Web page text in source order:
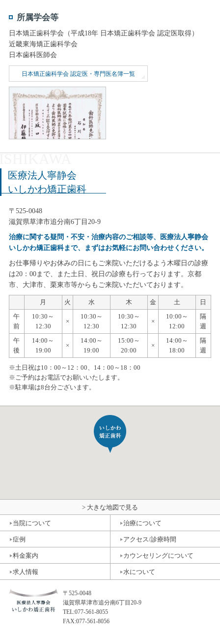
所属学会等
日本矯正歯科学会（平成18年 日本矯正歯科学会 認定医取得）
近畿東海矯正歯科学会
日本歯科医師会
日本矯正歯科学会 認定医・専門医名簿一覧
医療法人寧静会
いしかわ矯正歯科
〒525-0048
滋賀県草津市追分南6丁目20-9
治療に関する疑問・不安・治療内容のご相談等、医療法人寧静会
いしかわ矯正歯科まで、まずはお気軽にお問い合わせください。
お仕事帰りやお休みの日にもご来院いただけるよう木曜日の診療
は20：00まで、また土日、祝日の診療も行っております。京都
市、大津市、栗東市等からもご来院いただいております。
月 火 水 木 金 土
日
午
前
10:30～
12:30
×
10:30～
12:30
10:30～
12:30
×
10:00～
12:00
隔
週
午
後
14:00～
19:00
×
14:00～
19:00
15:00～
20:00
×
14:00～
18:00
隔
週
※土日祝は10：00～12：00、14：00～18：00
※ご予約はお電話でお願いいたします。
※駐車場は8台分ございます。
> 大きな地図で見る
当院について 治療について
症例 アクセス/診療時間
料金案内 カウンセリングについて
求人情報 水について
〒525-0048
滋賀県草津市追分南6丁目20-9
TEL:077-561-8055
FAX:077-561-8056